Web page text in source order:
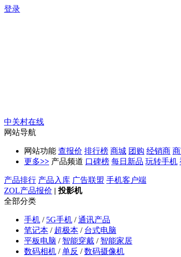
登录
中关村在线
网站导航
网站功能 查报价 排行榜 商城 团购 经销商
更多>> 产品频道 口碑榜 每日新品 玩转手机
产品排行 产品入库 广告联盟 手机客户端
ZOL产品报价 | 投影机
全部分类
手机 / 5G手机 /通讯产品
笔记本 / 超极本 / 台式电脑
平板电脑 / 智能穿戴 / 智能家居
数码相机 /单反 /数码摄像机